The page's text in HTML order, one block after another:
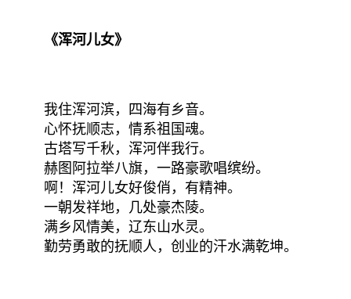
《浑河儿女》
我住浑河滨，四海有乡音。
心怀抚顺志，情系祖国魂。
古塔写千秋，浑河伴我行。
赫图阿拉举八旗，一路豪歌唱缤纷。
啊！浑河儿女好俊俏，有精神。
一朝发祥地，几处豪杰陵。
满乡风情美，辽东山水灵。
勤劳勇敢的抚顺人，创业的汗水满乾坤。